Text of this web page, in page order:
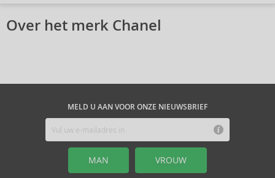
Over het merk Chanel
MELD U AAN VOOR ONZE NIEUWSBRIEF
MAN VROUW